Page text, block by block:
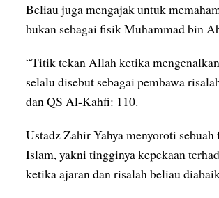
Beliau juga mengajak untuk
bukan sebagai fisik Muhammad bin
“Titik tekan Allah ketika
selalu disebut sebagai pembawa
dan QS Al-Kahfi: 110.
Ustadz Zahir Yahya menyoroti
Islam, yakni tingginya kepekaan
ketika ajaran dan risalah beliau